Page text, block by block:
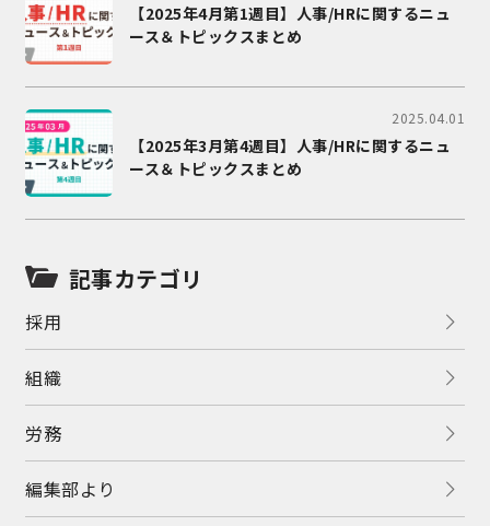
【2025年4月第1週目】人事/HRに関するニュ
ース＆トピックスまとめ
2025.04.01
【2025年3月第4週目】人事/HRに関するニュ
ース＆トピックスまとめ
記事カテゴリ
採用
組織
労務
編集部より